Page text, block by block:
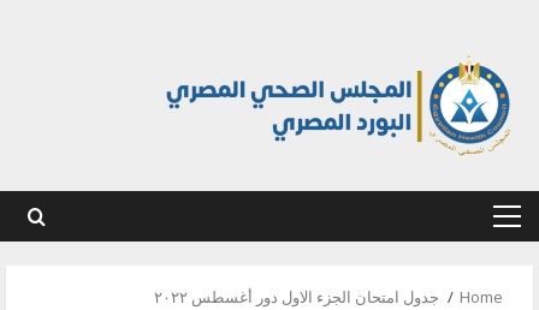
Primary
Home جدول امتحان الجزء الاول دور أغسطس ٢٠٢٢